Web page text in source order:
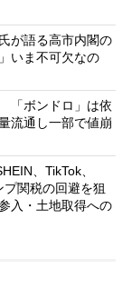
が語る高市内閣の
いま不可欠なの
「ボンドロ」は依
流通し一部で値崩
、TikTok、
関税の回避を狙
入・土地取得への